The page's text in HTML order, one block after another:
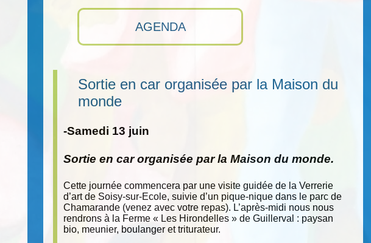
AGENDA
Sortie en car organisée par la Maison du
monde
-Samedi 13 juin
Sortie en car organisée par la Maison du monde.
Cette journée commencera par une visite guidée de la Verrerie
d’art de Soisy-sur-Ecole, suivie d’un pique-nique dans le parc de
Chamarande (venez avec votre repas). L’après-midi nous nous
rendrons à la Ferme « Les Hirondelles » de Guillerval : paysan
bio, meunier, boulanger et triturateur.